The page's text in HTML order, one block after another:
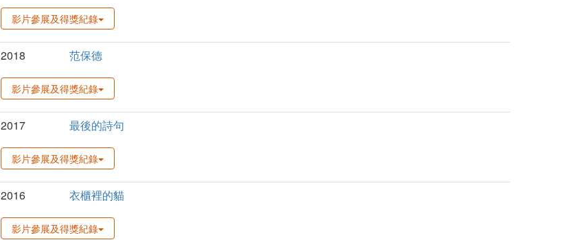
影片參展及得獎紀錄
2018 范保德
影片參展及得獎紀錄
2017 最後的詩句
影片參展及得獎紀錄
2016 衣櫃裡的貓
影片參展及得獎紀錄